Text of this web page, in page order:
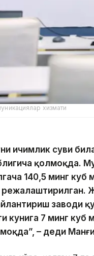
хизмати
ичимлик суви
қолмоқда.
140,5 минг куб
заводи
кунига 7 минг куб
– деди